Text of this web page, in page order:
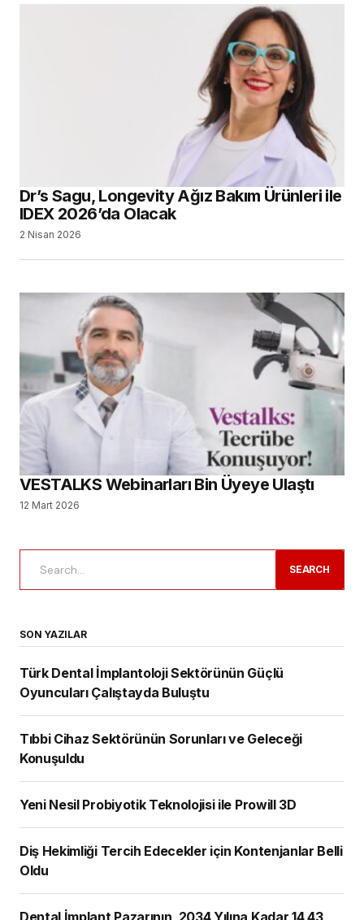
Dr’s Sagu, Longevity Ağız Bakım Ürünleri ile
IDEX 2026’da Olacak
2 Nisan 2026
VESTALKS Webinarları Bin Üyeye Ulaştı
12 Mart 2026
SEARCH
SON YAZILAR
Türk Dental İmplantoloji Sektörünün Güçlü
Oyuncuları Çalıştayda Buluştu
Tıbbi Cihaz Sektörünün Sorunları ve Geleceği
Konuşuldu
Yeni Nesil Probiyotik Teknolojisi ile Prowill 3D
Diş Hekimliği Tercih Edecekler için Kontenjanlar Belli
Oldu
Dental İmplant Pazarının, 2034 Yılına Kadar 14,43